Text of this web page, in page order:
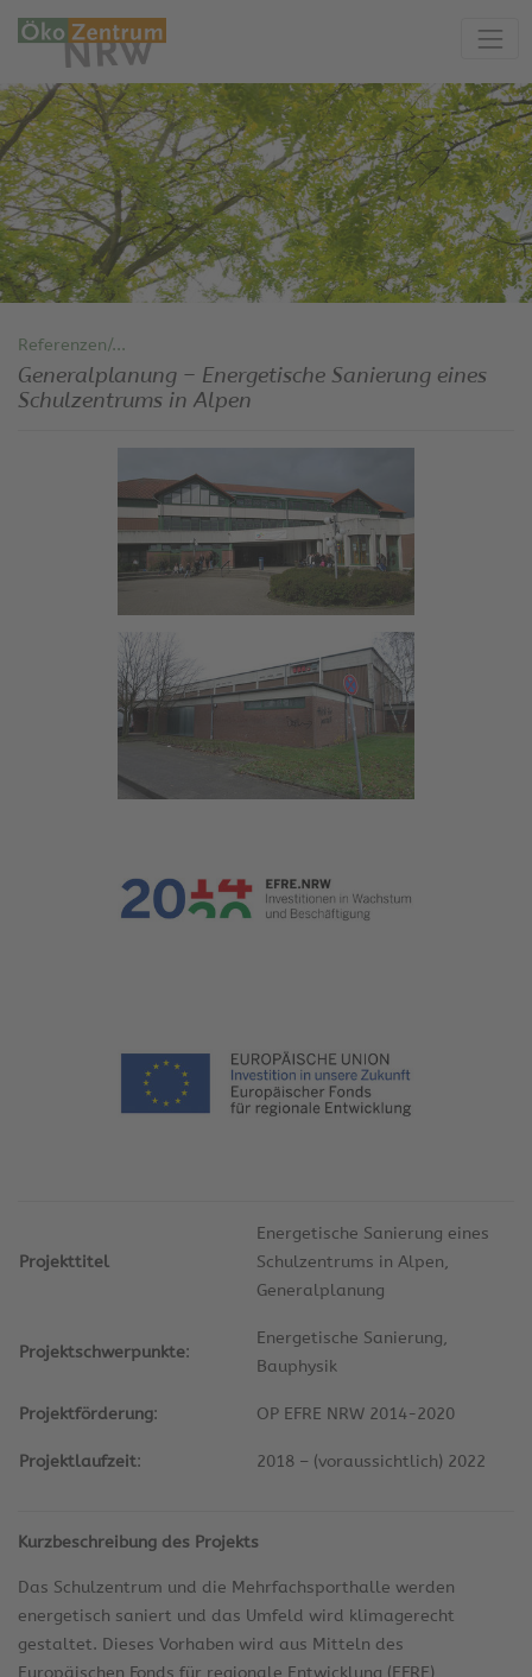
Referenzen/...
Generalplanung – Energetische Sanierung eines
Schulzentrums in Alpen
Projekttitel
Energetische Sanierung eines
Schulzentrums in Alpen,
Generalplanung
Projektschwerpunkte:
Energetische Sanierung,
Bauphysik
Projektförderung: OP EFRE NRW 2014-2020
Projektlaufzeit: 2018 – (voraussichtlich) 2022
Kurzbeschreibung des Projekts
Das Schulzentrum und die Mehrfachsporthalle werden
energetisch saniert und das Umfeld wird klimagerecht
gestaltet. Dieses Vorhaben wird aus Mitteln des
Europäischen Fonds für regionale Entwicklung (EFRE)